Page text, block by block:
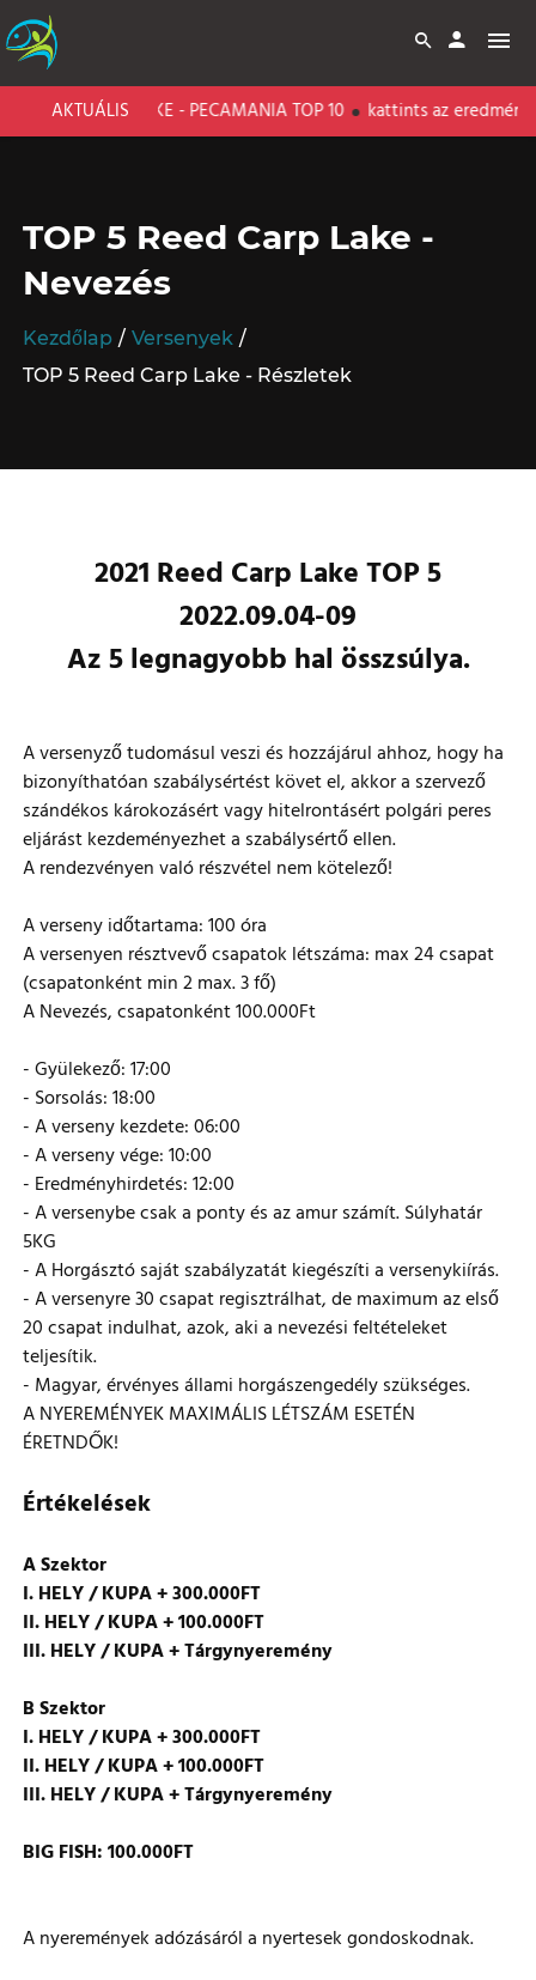
AKTUÁLIS
CARP LAKE - PECAMANIA TOP 10 kattints az eredményekért!
TOP 5 Reed Carp Lake -
Nevezés
Kezdőlap
Versenyek
TOP 5 Reed Carp Lake - Részletek
2021 Reed Carp Lake TOP 5
2022.09.04-09
Az 5 legnagyobb hal összsúlya.
A versenyző tudomásul veszi és hozzájárul ahhoz, hogy ha
bizonyíthatóan szabálysértést követ el, akkor a szervező
szándékos károkozásért vagy hitelrontásért polgári peres
eljárást kezdeményezhet a szabálysértő ellen.
A rendezvényen való részvétel nem kötelező!
A verseny időtartama: 100 óra
A versenyen résztvevő csapatok létszáma: max 24 csapat
(csapatonként min 2 max. 3 fő)
A Nevezés, csapatonként 100.000Ft
- Gyülekező: 17:00
- Sorsolás: 18:00
- A verseny kezdete: 06:00
- A verseny vége: 10:00
- Eredményhirdetés: 12:00
- A versenybe csak a ponty és az amur számít. Súlyhatár
5KG
- A Horgásztó saját szabályzatát kiegészíti a versenykiírás.
- A versenyre 30 csapat regisztrálhat, de maximum az első
20 csapat indulhat, azok, aki a nevezési feltételeket
teljesítik.
- Magyar, érvényes állami horgászengedély szükséges.
A NYEREMÉNYEK MAXIMÁLIS LÉTSZÁM ESETÉN
ÉRETNDŐK!
Értékelések
A Szektor
I. HELY / KUPA + 300.000FT
II. HELY / KUPA + 100.000FT
III. HELY / KUPA + Tárgynyeremény
B Szektor
I. HELY / KUPA + 300.000FT
II. HELY / KUPA + 100.000FT
III. HELY / KUPA + Tárgynyeremény
BIG FISH: 100.000FT
A nyeremények adózásáról a nyertesek gondoskodnak.